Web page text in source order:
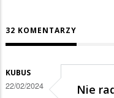
32 KOMENTARZY
KUBUS
22/02/2024
Nie